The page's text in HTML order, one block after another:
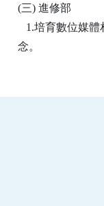
(三) 進修部
1.培育數位媒體
念。